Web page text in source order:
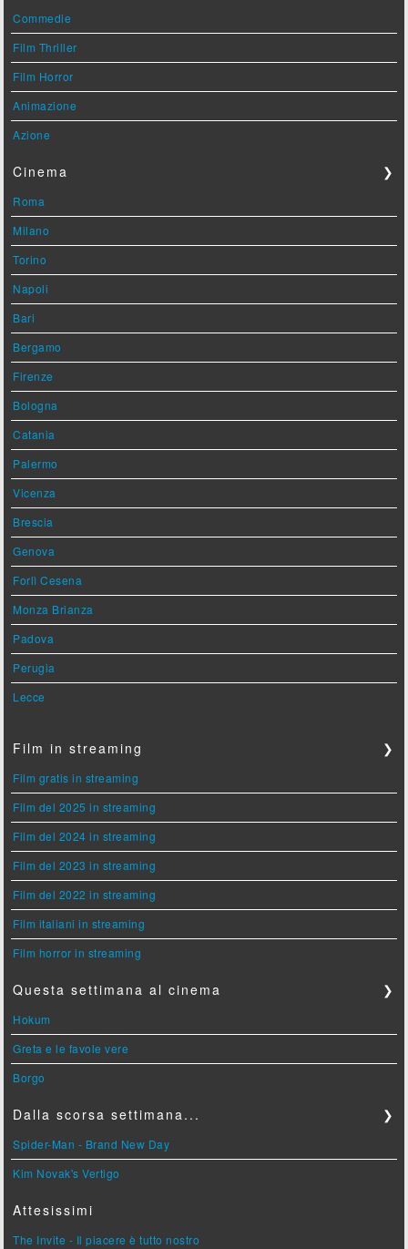
Commedie
Film Thriller
Film Horror
Animazione
Azione
Cinema ❯
Roma
Milano
Torino
Napoli
Bari
Bergamo
Firenze
Bologna
Catania
Palermo
Vicenza
Brescia
Genova
Forlì Cesena
Monza Brianza
Padova
Perugia
Lecce
Film in streaming ❯
Film gratis in streaming
Film del 2025 in streaming
Film del 2024 in streaming
Film del 2023 in streaming
Film del 2022 in streaming
Film italiani in streaming
Film horror in streaming
Questa settimana al cinema ❯
Hokum
Greta e le favole vere
Borgo
Dalla scorsa settimana... ❯
Spider-Man - Brand New Day
Kim Novak's Vertigo
Attesissimi
The Invite - Il piacere è tutto nostro